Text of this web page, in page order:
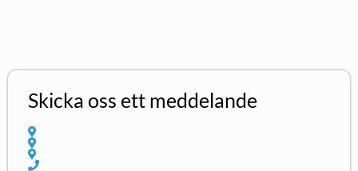
Skicka oss ett meddelande